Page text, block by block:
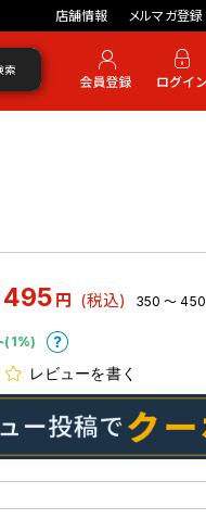
店舗情報 メルマガ登録
索
495 円 (税込) 350 ～ 450
(1%)
レビューを書く